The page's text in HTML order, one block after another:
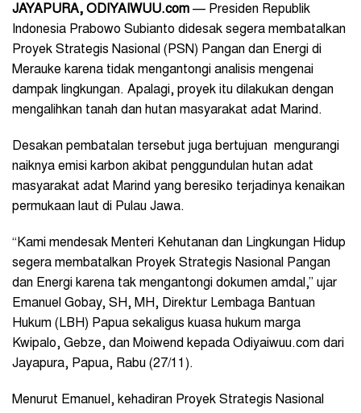
JAYAPURA, ODIYAIWUU.com — Presiden Republik
Indonesia Prabowo Subianto didesak segera membatalkan
Proyek Strategis Nasional (PSN) Pangan dan Energi di
Merauke karena tidak mengantongi analisis mengenai
dampak lingkungan. Apalagi, proyek itu dilakukan dengan
mengalihkan tanah dan hutan masyarakat adat Marind.
Desakan pembatalan tersebut juga bertujuan mengurangi
naiknya emisi karbon akibat penggundulan hutan adat
masyarakat adat Marind yang beresiko terjadinya kenaikan
permukaan laut di Pulau Jawa.
“Kami mendesak Menteri Kehutanan dan Lingkungan Hidup
segera membatalkan Proyek Strategis Nasional Pangan
dan Energi karena tak mengantongi dokumen amdal,” ujar
Emanuel Gobay, SH, MH, Direktur Lembaga Bantuan
Hukum (LBH) Papua sekaligus kuasa hukum marga
Kwipalo, Gebze, dan Moiwend kepada Odiyaiwuu.com dari
Jayapura, Papua, Rabu (27/11).
Menurut Emanuel, kehadiran Proyek Strategis Nasional